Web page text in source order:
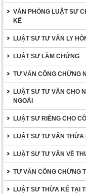
VĂN PHÒNG LUẬT SƯ
KẾ
LUẬT SƯ TƯ VẤN LY
LUẬT SƯ LÀM CHỨNG
TƯ VẤN CÔNG CHỨNG
LUẬT SƯ TƯ VẤN CHO
NGOÀI
LUẬT SƯ RIÊNG CHO
LUẬT SƯ TƯ VẤN
LUẬT SƯ TƯ VẤN VỀ
TƯ VẤN CÔNG CHỨNG
LUẬT SƯ THỪA KẾ TẠI